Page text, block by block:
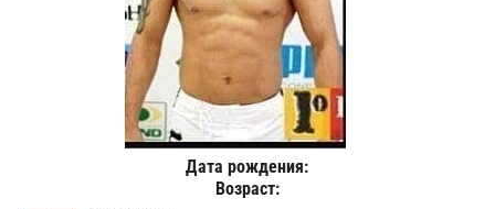
Дата рождения:
Возраст: